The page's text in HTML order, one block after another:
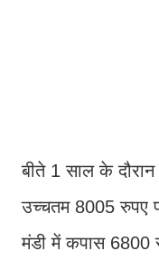
बीते 1 साल के
उच्चतम 8005 रुपए
मंडी में कपास